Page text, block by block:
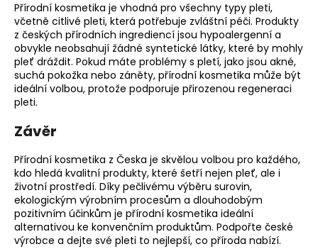
Přírodní kosmetika je vhodná pro všechny typy pleti,
včetně citlivé pleti, která potřebuje zvláštní péči. Produkty
z českých přírodních ingrediencí jsou hypoalergenní a
obvykle neobsahují žádné syntetické látky, které by mohly
pleť dráždit. Pokud máte problémy s pletí, jako jsou akné,
suchá pokožka nebo záněty, přírodní kosmetika může být
ideální volbou, protože podporuje přirozenou regeneraci
pleti.
Závěr
Přírodní kosmetika z Česka je skvělou volbou pro každého,
kdo hledá kvalitní produkty, které šetří nejen pleť, ale i
životní prostředí. Díky pečlivému výběru surovin,
ekologickým výrobním procesům a dlouhodobým
pozitivním účinkům je přírodní kosmetika ideální
alternativou ke konvenčním produktům. Podpořte české
výrobce a dejte své pleti to nejlepší, co příroda nabízí.